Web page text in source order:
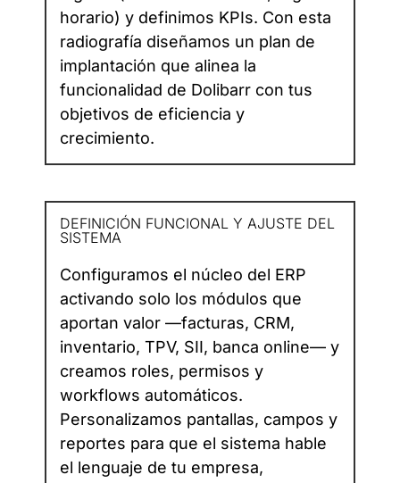
horario) y definimos KPIs. Con esta
radiografía diseñamos un plan de
implantación que alinea la
funcionalidad de Dolibarr con tus
objetivos de eficiencia y
crecimiento.
DEFINICIÓN FUNCIONAL Y AJUSTE DEL
SISTEMA
Configuramos el núcleo del ERP
activando solo los módulos que
aportan valor —facturas, CRM,
inventario, TPV, SII, banca online— y
creamos roles, permisos y
workflows automáticos.
Personalizamos pantallas, campos y
reportes para que el sistema hable
el lenguaje de tu empresa,